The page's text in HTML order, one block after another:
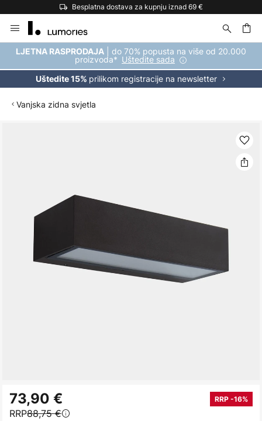
Besplatna dostava za kupnju iznad 69 €
to
Content
LJETNA RASPRODAJA | do 70% popusta na više od 20.000
proizvoda* Uštedite sada
Uštedite 15% prilikom registracije na newsletter
Vanjska zidna svjetla
to
the
73,90 € RRP -16%
RRP88,75 €